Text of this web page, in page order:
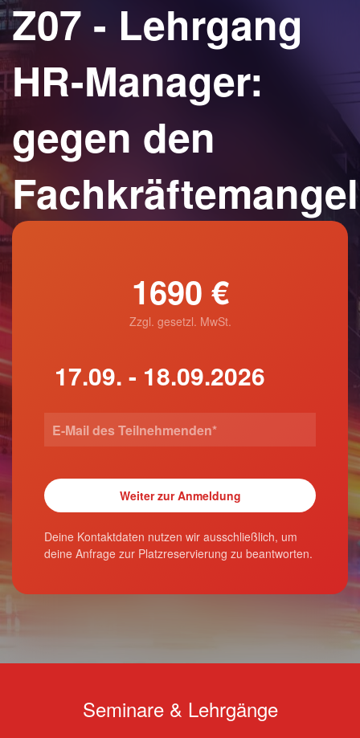
Z07 - Lehrgang
HR-Manager:
gegen den
Fachkräftemangel
1690 €
Zzgl. gesetzl. MwSt.
Deine Kontaktdaten nutzen wir ausschließlich, um
deine Anfrage zur Platzreservierung zu beantworten.
Seminare & Lehrgänge